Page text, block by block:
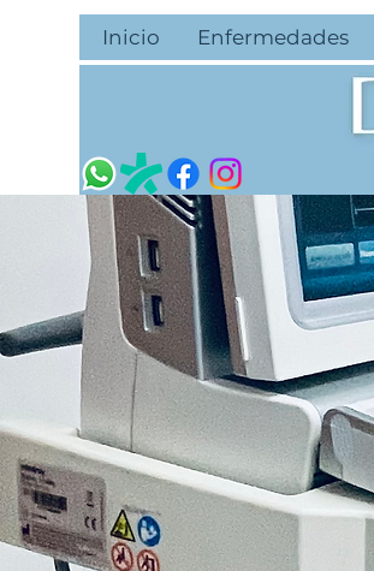
Inicio Enfermedades